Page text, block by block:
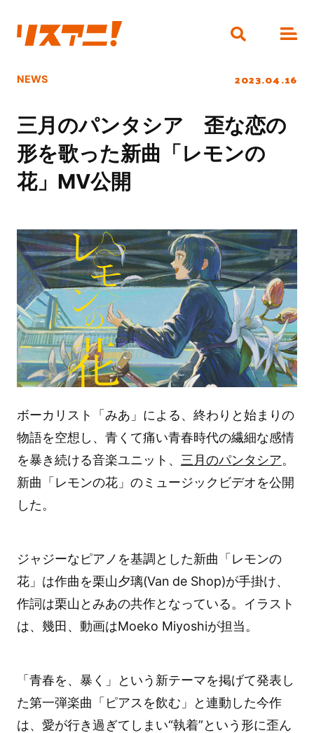
NEWS 2023.04.16
三月のパンタシア 歪な恋の
形を歌った新曲「レモンの
花」MV公開
ボーカリスト「みあ」による、終わりと始まりの
物語を空想し、青くて痛い青春時代の繊細な感情
を暴き続ける音楽ユニット、 三月のパンタシア。
新曲「レモンの花」のミュージックビデオを公開
した。
ジャジーなピアノを基調とした新曲「レモンの
花」は作曲を栗山夕璃(Van de Shop)が手掛け、
作詞は栗山とみあの共作となっている。イラスト
は、幾田、動画はMoeko Miyoshiが担当。
「青春を、暴く」という新テーマを掲げて発表し
た第一弾楽曲「ピアスを飲む」と連動した今作
は、愛が行き過ぎてしまい“執着”という形に歪ん